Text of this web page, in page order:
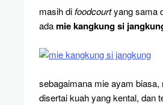
masih difoodcourtyang sama
adamie kangkung si
sebagaimana mie ayam biasa,
disertai kuah yang kental, dan